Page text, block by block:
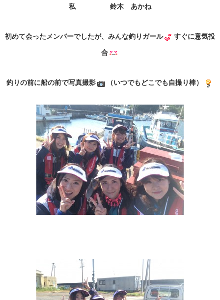
私 鈴木 あかね
初めて会ったメンバーでしたが、みんな釣りガール すぐに意気投
合
釣りの前に船の前で写真撮影 （いつでもどこでも自撮り棒）